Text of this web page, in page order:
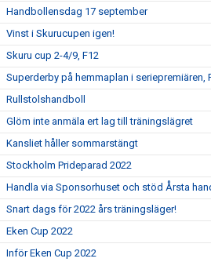
Handbollensdag 17 september
Vinst i Skurucupen igen!
Skuru cup 2-4/9, F12
Superderby på hemmaplan i seriepremiären,
Rullstolshandboll
Glöm inte anmäla ert lag till träningslägret
Kansliet håller sommarstängt
Stockholm Prideparad 2022
Handla via Sponsorhuset och stöd Årsta
Snart dags för 2022 års träningsläger!
Eken Cup 2022
Inför Eken Cup 2022